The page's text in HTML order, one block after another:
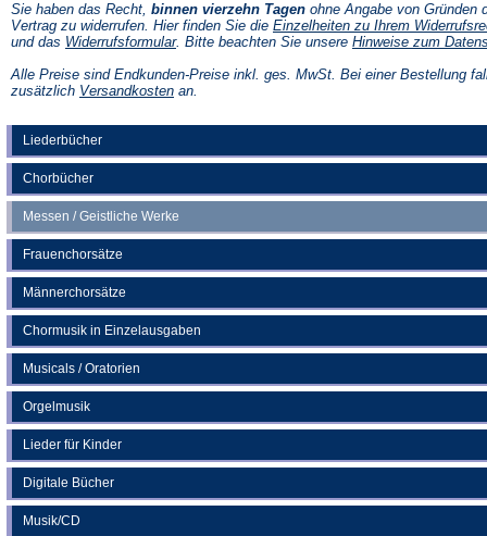
Liederbücher
Chorbücher
Messen / Geistliche Werke
Frauenchorsätze
Männerchorsätze
Chormusik in Einzelausgaben
Musicals / Oratorien
Orgelmusik
Lieder für Kinder
Digitale Bücher
Musik/CD
Sie haben das Recht, binnen vierzehn Tagen ohne Angabe von Gründen
Vertrag zu widerrufen. Hier finden Sie die Einzelheiten zu Ihrem
und das Widerrufsformular(Öffnet
einem
neuen
. Bitte beachten Sie unsere Hinweise zum
Alle Preise sind Endkunden-Preise inkl. ges. MwSt. Bei einer Bestellung
zusätzlich Versandkosten(Öffnet
an.